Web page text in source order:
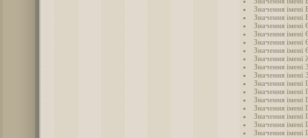
Значення імені
Значення імені
Значення імені
Значення імені
Значення імені
Значення імені
Значення імені
Значення імені
Значення імені
Значення імені
Значення імені
Значення імені
Значення імені
Значення імені
Значення імені
Значення імені